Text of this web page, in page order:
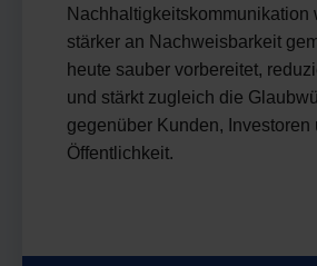
Nachhaltigkeitskommunikation
stärker an Nachweisbarkeit
heute sauber vorbereitet,
und stärkt zugleich die
gegenüber Kunden, Investoren
Öffentlichkeit.